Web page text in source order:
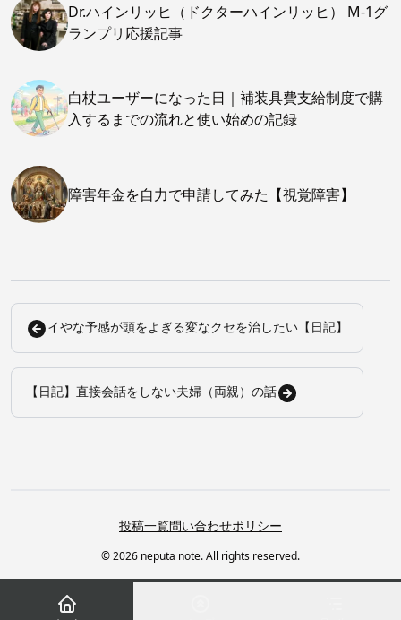
Dr.ハインリッヒ（ドクターハインリッヒ） M-1グ
ランプリ応援記事
白杖ユーザーになった日｜補装具費支給制度で購
入するまでの流れと使い始めの記録
障害年金を自力で申請してみた【視覚障害】
イやな予感が頭をよぎる変なクセを治したい【日記】
【日記】直接会話をしない夫婦（両親）の話
投稿一覧問い合わせポリシー
© 2026 neputa note. All rights reserved.